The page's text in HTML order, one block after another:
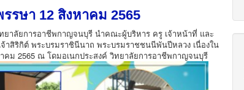
รษา 12 สิงหาคม 2565
าลัยการอาชีพกาญจนบุรี นำคณะผู้บริหาร ครู เจ้าหน้าที่ และ
าสิริกิต์ พระบรมราชินีนาถ พระบรมราชชนนีพันปีหลวง เนื่องใน
ม 2565 ณ โดมอเนกประสงค์ วิทยาลัยการอาชีพกาญจนบุรี